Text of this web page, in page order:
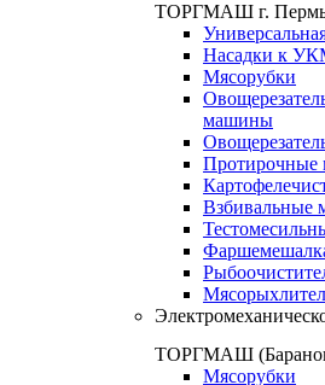
ТОРГМАШ г.
Насадки к
Мясорубки
машины
Взбивальные
ТОРГМАШ
Мясорубки